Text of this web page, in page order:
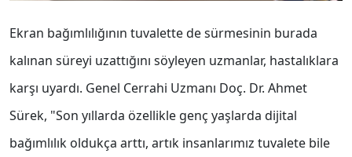
Ekran bağımlılığının tuvalette de sürmesinin burada
kalınan süreyi uzattığını söyleyen uzmanlar, hastalıklara
karşı uyardı. Genel Cerrahi Uzmanı Doç. Dr. Ahmet
Sürek, "Son yıllarda özellikle genç yaşlarda dijital
bağımlılık oldukça arttı, artık insanlarımız tuvalete bile